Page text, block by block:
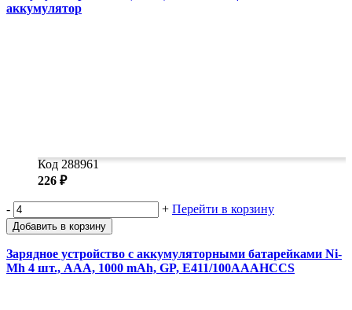
аккумулятор
Код 288961
226 ₽
- + Перейти в корзину
Добавить в корзину
Зарядное устройство с аккумуляторными батарейками Ni-
Mh 4 шт., ААА, 1000 mAh, GP, Е411/100AAAHCCS